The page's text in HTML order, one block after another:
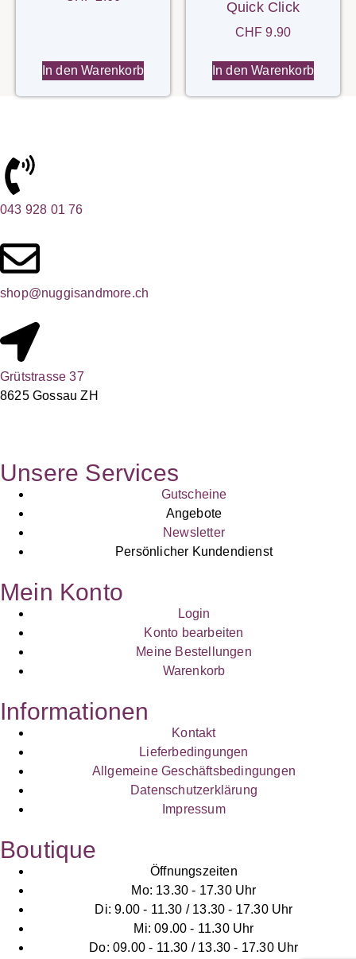
In den Warenkorb
Quick Click
CHF 9.90
In den Warenkorb
043 928 01 76
shop@nuggisandmore.ch
Grütstrasse 37
8625 Gossau ZH
Unsere Services
Gutscheine
Angebote
Newsletter
Persönlicher Kundendienst
Mein Konto
Login
Konto bearbeiten
Meine Bestellungen
Warenkorb
Informationen
Kontakt
Lieferbedingungen
Allgemeine Geschäftsbedingungen
Datenschutzerklärung
Impressum
Boutique
Öffnungszeiten
Mo: 13.30 - 17.30 Uhr
Di: 9.00 - 11.30 / 13.30 - 17.30 Uhr
Mi: 09.00 - 11.30 Uhr
Do: 09.00 - 11.30 / 13.30 - 17.30 Uhr